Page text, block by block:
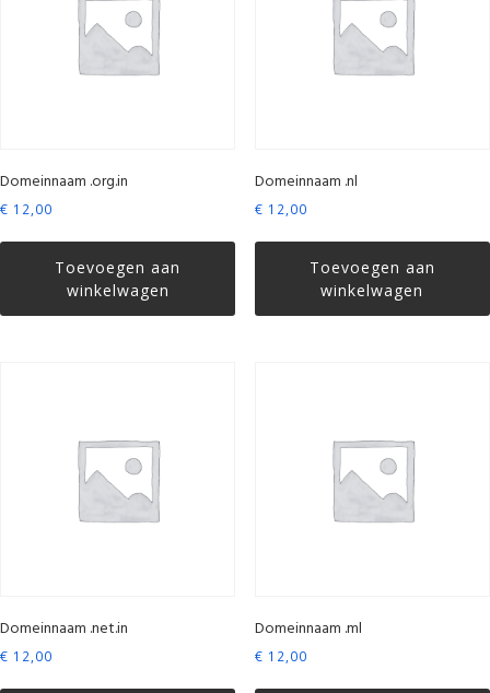
Domeinnaam .org.in
€ 12,00
Toevoegen aan
winkelwagen
Domeinnaam .nl
€ 12,00
Toevoegen aan
winkelwagen
Domeinnaam .net.in
€ 12,00
Domeinnaam .ml
€ 12,00